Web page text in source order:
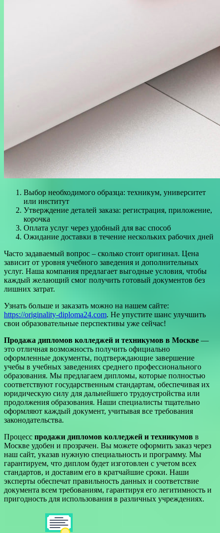
Выбор необходимого образца: техникум, университет
или институт
Утверждение деталей заказа: регистрация, приложение,
корочка
Оплата услуг через удобный для вас способ
Ожидание доставки в течение нескольких рабочих дней
Часто задаваемый вопрос – сколько стоит оригинал. Цена
зависит от уровня учебного заведения и дополнительных
услуг. Наша компания предлагает выгодные условия, чтобы
каждый желающий смог получить готовый документов без
лишних затрат.
Узнать больше и заказать можно на нашем сайте:
https://originality-diploma24.com. Не упустите шанс улучшить
свои образовательные перспективы уже сейчас!
Продажа дипломов колледжей и техникумов в Москве —
это отличная возможность получить официально
оформленные документы, подтверждающие завершение
учебы в учебных заведениях среднего профессионального
образования. Мы предлагаем дипломы, которые полностью
соответствуют государственным стандартам, обеспечивая их
юридическую силу для дальнейшего трудоустройства или
продолжения образования. Наши специалисты тщательно
оформляют каждый документ, учитывая все требования
законодательства.
Процесс продажи дипломов колледжей и техникумов в
Москве удобен и прозрачен. Вы можете оформить заказ через
наш сайт, указав нужную специальность и программу. Мы
гарантируем, что диплом будет изготовлен с учетом всех
стандартов, и доставим его в кратчайшие сроки. Наши
эксперты обеспечат правильность данных и соответствие
документа всем требованиям, гарантируя его легитимность и
пригодность для использования в различных учреждениях.